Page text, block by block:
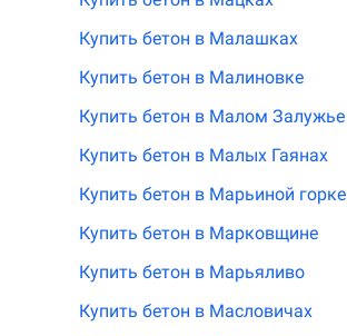
Купить бетон в Малашках
Купить бетон в Малиновке
Купить бетон в Малом Залужье
Купить бетон в Малых Гаянах
Купить бетон в Марьиной горке
Купить бетон в Марковщине
Купить бетон в Марьяливо
Купить бетон в Масловичах